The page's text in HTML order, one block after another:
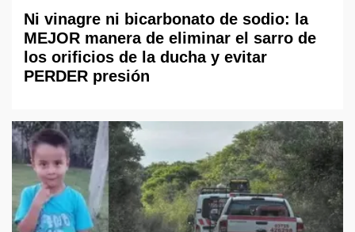
Ni vinagre ni bicarbonato de sodio: la
MEJOR manera de eliminar el sarro de
los orificios de la ducha y evitar
PERDER presión